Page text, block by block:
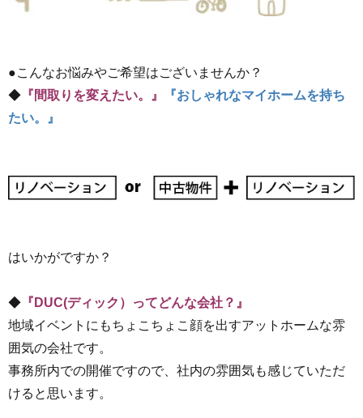
●こんなお悩みやご希望はございませんか？
◆ 『間取りを変えたい。』
『おしゃれなマイホームを持ち
たい。』
はいかがですか？
◆ 『DUC(ディック）ってどんな会社？』
地域イベントにもちょこちょこ顔を出すアットホームな雰
囲気の会社です。
事務所内での開催ですので、社内の雰囲気も感じていただ
けると思います。